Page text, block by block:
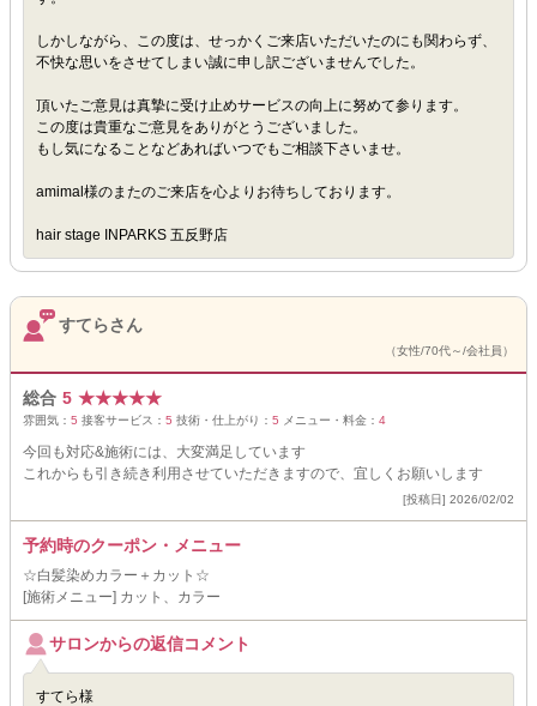
しかしながら、この度は、せっかくご来店いただいたのにも関わらず、
不快な思いをさせてしまい誠に申し訳ございませんでした。
頂いたご意見は真摯に受け止めサービスの向上に努めて参ります。
この度は貴重なご意見をありがとうございました。
もし気になることなどあればいつでもご相談下さいませ。
amimal様のまたのご来店を心よりお待ちしております。
hair stage INPARKS 五反野店
すてらさん
（女性/70代～/会社員）
総合 5 ★★★★★
雰囲気： 5 接客サービス： 5 技術・仕上がり： 5 メニュー・料金： 4
今回も対応&施術には、大変満足しています
これからも引き続き利用させていただきますので、宜しくお願いします
[投稿日] 2026/02/02
予約時のクーポン・メニュー
☆白髪染めカラー＋カット☆
[施術メニュー] カット、カラー
サロンからの返信コメント
すてら様